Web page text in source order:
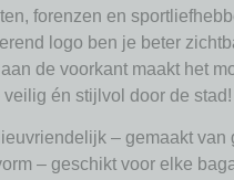
forenzen en
logo ben je beter
de voorkant maakt het
én stijlvol door de stad!
– gemaakt van
– geschikt voor elke